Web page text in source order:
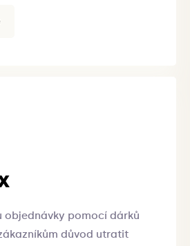
objednávky pomocí dárků
důvod utratit